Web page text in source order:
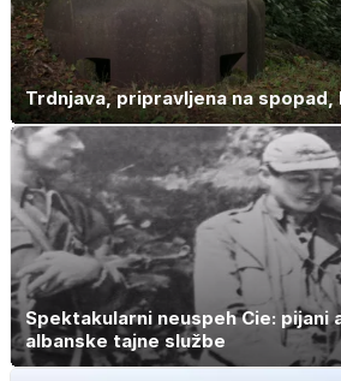
Trdnjava, pripravljena na spopad,
Spektakularni neuspeh Cie: pijani
albanske tajne službe